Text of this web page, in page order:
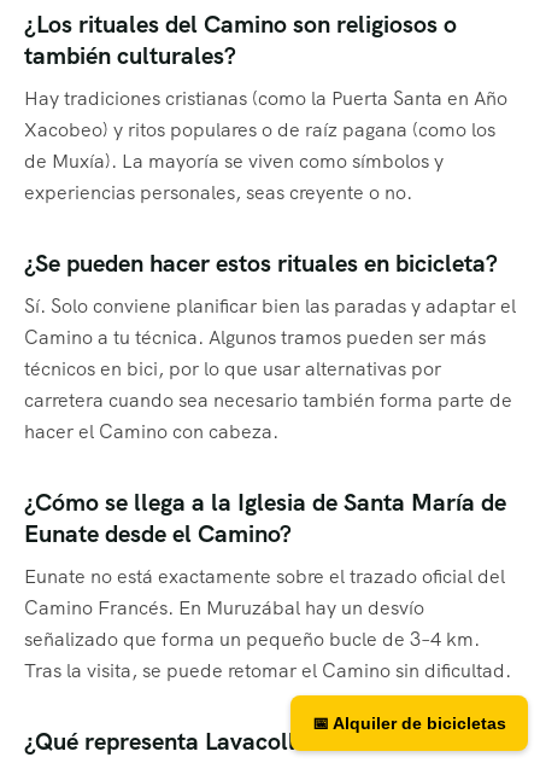
¿Los rituales del Camino son religiosos o
también culturales?
Hay tradiciones cristianas (como la Puerta Santa en Año
Xacobeo) y ritos populares o de raíz pagana (como los
de Muxía). La mayoría se viven como símbolos y
experiencias personales, seas creyente o no.
¿Se pueden hacer estos rituales en bicicleta?
Sí. Solo conviene planificar bien las paradas y adaptar el
Camino a tu técnica. Algunos tramos pueden ser más
técnicos en bici, por lo que usar alternativas por
carretera cuando sea necesario también forma parte de
hacer el Camino con cabeza.
¿Cómo se llega a la Iglesia de Santa María de
Eunate desde el Camino?
Eunate no está exactamente sobre el trazado oficial del
Camino Francés. En Muruzábal hay un desvío
señalizado que forma un pequeño bucle de 3–4 km.
Tras la visita, se puede retomar el Camino sin dificultad.
¿Qué representa Lavacolla antes de entrar en
📅 Alquiler de bicicletas